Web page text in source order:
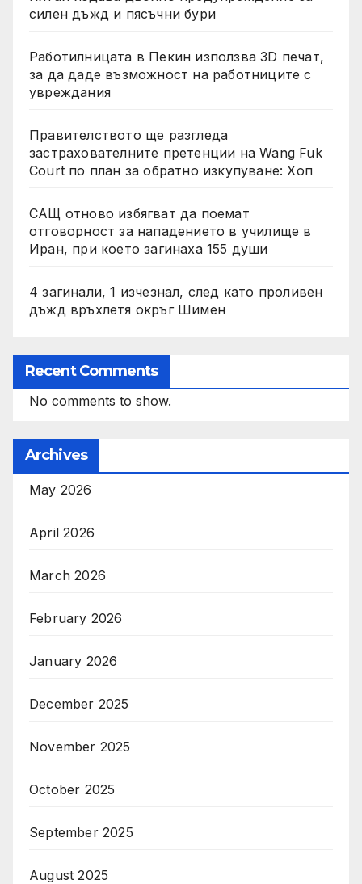
силен дъжд и пясъчни бури
Работилницата в Пекин използва 3D печат,
за да даде възможност на работниците с
увреждания
Правителството ще разгледа
застрахователните претенции на Wang Fuk
Court по план за обратно изкупуване: Хоп
САЩ отново избягват да поемат
отговорност за нападението в училище в
Иран, при което загинаха 155 души
4 загинали, 1 изчезнал, след като проливен
дъжд връхлетя окръг Шимен
Recent Comments
No comments to show.
Archives
May 2026
April 2026
March 2026
February 2026
January 2026
December 2025
November 2025
October 2025
September 2025
August 2025